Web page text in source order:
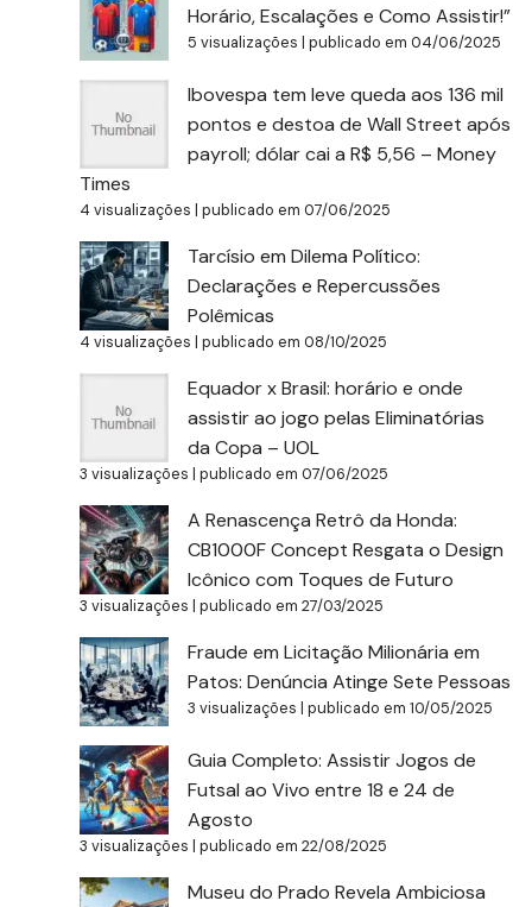
Horário, Escalações e Como Assistir!”
5 visualizações |publicado em 04/06/2025
Ibovespa tem leve queda aos 136 mil
pontos e destoa de Wall Street após
payroll; dólar cai a R$ 5,56 – Money
Times
4 visualizações |publicado em 07/06/2025
Tarcísio em Dilema Político:
Declarações e Repercussões
Polêmicas
4 visualizações |publicado em 08/10/2025
Equador x Brasil: horário e onde
assistir ao jogo pelas Eliminatórias
da Copa – UOL
3 visualizações |publicado em 07/06/2025
A Renascença Retrô da Honda:
CB1000F Concept Resgata o Design
Icônico com Toques de Futuro
3 visualizações |publicado em 27/03/2025
Fraude em Licitação Milionária em
Patos: Denúncia Atinge Sete Pessoas
3 visualizações |publicado em 10/05/2025
Guia Completo: Assistir Jogos de
Futsal ao Vivo entre 18 e 24 de
Agosto
3 visualizações |publicado em 22/08/2025
Museu do Prado Revela Ambiciosa